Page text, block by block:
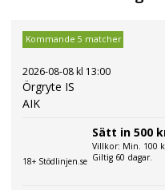
Kommande 5 matcher
2026-08-08 kl 13:00
Örgryte IS
AIK
18+ Stödlinjen.se
Sätt in 500
Villkor: Min. 100
Giltig 60 dagar.